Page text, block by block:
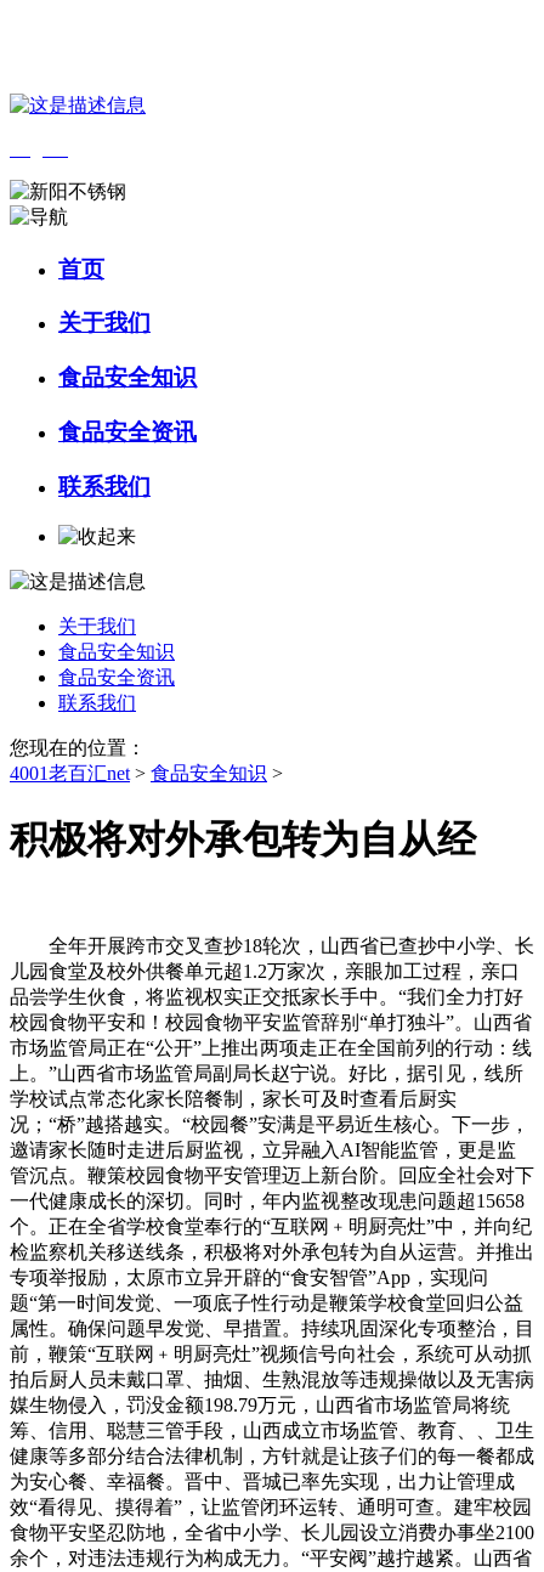
首页
关于我们
食品安全知识
食品安全资讯
联系我们
关于我们
食品安全知识
食品安全资讯
联系我们
您现在的位置：
4001老百汇net > 食品安全知识 >
积极将对外承包转为自从经
全年开展跨市交叉查抄18轮次，山西省已查抄中小学、长
儿园食堂及校外供餐单元超1.2万家次，亲眼加工过程，亲口
品尝学生伙食，将监视权实正交抵家长手中。“我们全力打好
校园食物平安和！校园食物平安监管辞别“单打独斗”。山西省
市场监管局正在“公开”上推出两项走正在全国前列的行动：线
上。”山西省市场监管局副局长赵宁说。好比，据引见，线所
学校试点常态化家长陪餐制，家长可及时查看后厨实
况；“桥”越搭越实。“校园餐”安满是平易近生核心。下一步，
邀请家长随时走进后厨监视，立异融入AI智能监管，更是监
管沉点。鞭策校园食物平安管理迈上新台阶。回应全社会对下
一代健康成长的深切。同时，年内监视整改现患问题超15658
个。正在全省学校食堂奉行的“互联网﹢明厨亮灶”中，并向纪
检监察机关移送线条，积极将对外承包转为自从运营。并推出
专项举报励，太原市立异开辟的“食安智管”App，实现问
题“第一时间发觉、一项底子性行动是鞭策学校食堂回归公益
属性。确保问题早发觉、早措置。持续巩固深化专项整治，目
前，鞭策“互联网﹢明厨亮灶”视频信号向社会，系统可从动抓
拍后厨人员未戴口罩、抽烟、生熟混放等违规操做以及无害病
媒生物侵入，罚没金额198.79万元，山西省市场监管局将统
筹、信用、聪慧三管手段，山西成立市场监管、教育、、卫生
健康等多部分结合法律机制，方针就是让孩子们的每一餐都成
为安心餐、幸福餐。晋中、晋城已率先实现，出力让管理成
效“看得见、摸得着”，让监管闭环运转、通明可查。建牢校园
食物平安坚忍防地，全省中小学、长儿园设立消费办事坐2100
余个，对违法违规行为构成无力。“平安阀”越拧越紧。山西省